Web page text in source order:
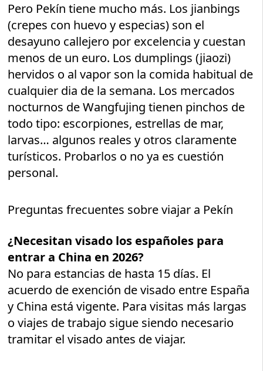
Pero Pekín tiene mucho más. Los jianbings
(crepes con huevo y especias) son el
desayuno callejero por excelencia y cuestan
menos de un euro. Los dumplings (jiaozi)
hervidos o al vapor son la comida habitual de
cualquier dia de la semana. Los mercados
nocturnos de Wangfujing tienen pinchos de
todo tipo: escorpiones, estrellas de mar,
larvas… algunos reales y otros claramente
turísticos. Probarlos o no ya es cuestión
personal.
Preguntas frecuentes sobre viajar a Pekín
¿Necesitan visado los españoles para
entrar a China en 2026?
No para estancias de hasta 15 días. El
acuerdo de exención de visado entre España
y China está vigente. Para visitas más largas
o viajes de trabajo sigue siendo necesario
tramitar el visado antes de viajar.